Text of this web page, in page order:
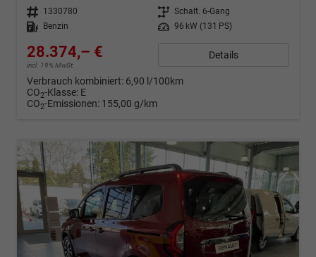
Fahrzeugnr. 1330780 Getriebe Schalt. 6-Gang
Kraftstoff
Benzin Leistung 96 kW (131 PS)
28.374,– €
incl. 19% MwSt.
Details
Verbrauch kombiniert: 6,90 l/100km
CO2-Klasse: E
CO2-Emissionen: 155,00 g/km